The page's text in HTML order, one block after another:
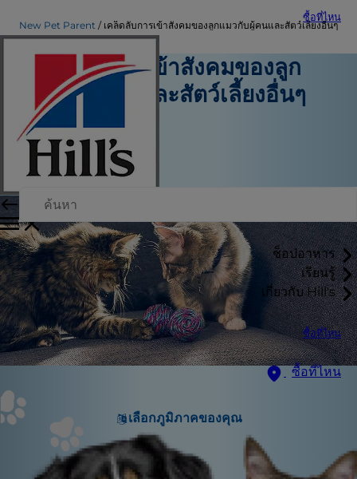
ซื้อที่ไหน
ช็อปอาหาร
เรียนรู้
เกี่ยวกับ Hill's
ซื้อที่ไหน
ซื้อที่ไหน
เลือกภูมิภาคของคุณ
New Pet Parent เคล็ดลับการเข้าสังคมของลูกแมวกับผู้คนและสัตว์เลี้ยงอื่นๆ
เคล็ดลับการเข้าสังคมของลูก
แมวกับผู้คนและสัตว์เลี้ยงอื่นๆ
เจ้าของสัตว์เลี้ยงมือใหม่
ทีมงานผู้เขียน
22 สิงหาคม 2015